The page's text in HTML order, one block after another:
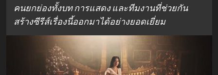
คนยกย่องทั้งบท การแสดง และทีมงานที่ช่วยกัน
สร้างซีรีส์เรื่องนี้ออกมาได้อย่างยอดเยี่ยม